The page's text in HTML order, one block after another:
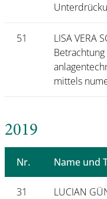
51
LISA VERA
mittels
2019
Nr. Name und
31
LUCIAN